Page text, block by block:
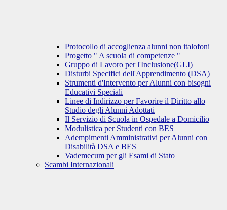
Protocollo di accoglienza alunni non italofoni
Progetto " A scuola di competenze "
Gruppo di Lavoro per l'Inclusione(GLI)
Disturbi Specifici dell'Apprendimento (DSA)
Strumenti d'Intervento per Alunni con bisogni
Educativi Speciali
Linee di Indirizzo per Favorire il Diritto allo
Studio degli Alunni Adottati
Il Servizio di Scuola in Ospedale a Domicilio
Modulistica per Studenti con BES
Adempimenti Amministrativi per Alunni con
Disabilità DSA e BES
Vademecum per gli Esami di Stato
Scambi Internazionali